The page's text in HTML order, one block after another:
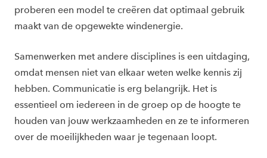
proberen een model te creëren dat optimaal gebruik
maakt van de opgewekte windenergie.
Samenwerken met andere disciplines is een uitdaging,
omdat mensen niet van elkaar weten welke kennis zij
hebben. Communicatie is erg belangrijk. Het is
essentieel om iedereen in de groep op de hoogte te
houden van jouw werkzaamheden en ze te informeren
over de moeilijkheden waar je tegenaan loopt.